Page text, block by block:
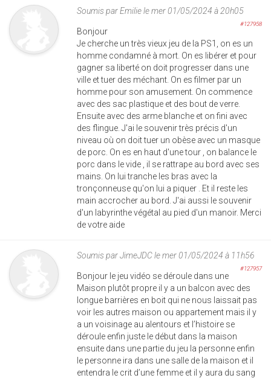
Soumis parEmiliele mer 01/05/2024 à 20h05
#127958
Bonjour
Je cherche un très vieux jeu de la PS1, on es un
homme condamné à mort. On es libérer et pour
gagner sa liberté on doit progresser dans une
ville et tuer des méchant. On es filmer par un
homme pour son amusement. On commence
avec des sac plastique et des bout de verre.
Ensuite avec des arme blanche et on fini avec
des flingue. J'ai le souvenir très précis d'un
niveau où on doit tuer un obèse avec un masque
de porc. On es en haut d'une tour , on balance le
porc dans le vide , il se rattrape au bord avec ses
mains. On lui tranche les bras avec la
tronçonneuse qu'on lui a piquer . Et il reste les
main accrocher au bord. J'ai aussi le souvenir
d'un labyrinthe végétal au pied d'un manoir. Merci
de votre aide
Soumis parJimeJDCle mer 01/05/2024 à 11h56
#127957
Bonjour le jeu vidéo se déroule dans une
Maison plutôt propre il y a un balcon avec des
longue barrières en boit qui ne nous laissait pas
voir les autres maison ou appartement mais il y
a un voisinage au alentours et l’histoire se
déroule enfin juste le début dans la maison
ensuite dans une partie du jeu la personne enfin
le personne ira dans une salle de la maison et il
entendra le crit d’une femme et il y aura du sang